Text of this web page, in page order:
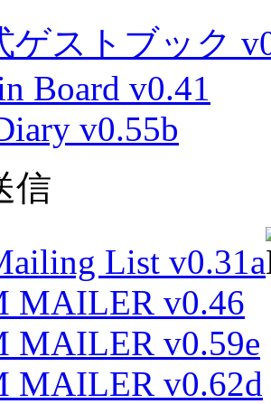
ゲストブック
Board v0.41
v0.55b
信
List v0.31a
MAILER v0.46
MAILER v0.59e
MAILER v0.62d